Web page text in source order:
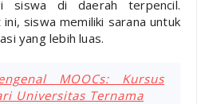
siswa di daerah terpencil.
siswa memiliki sarana untuk
yang lebih luas.
MOOCs: Kursus
Universitas Ternama